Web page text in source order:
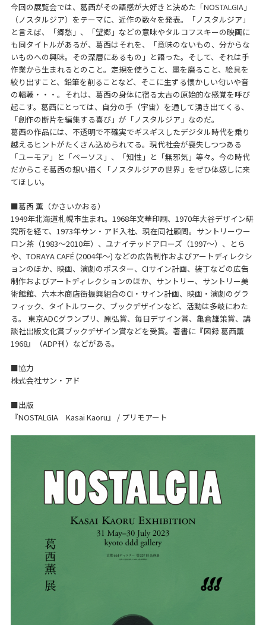
今回の展覧会では、葛西がその語感が大好きと決めた「NOSTALGIA」
（ノスタルジア）をテーマに、近作の数々を発表。「ノスタルジア」
と言えば、「郷愁」、「望郷」などの意味やタルコフスキーの映画に
も同タイトルがあるが、葛西はそれを、「意味のないもの、分からな
いものへの興味。その深層にあるもの」と語った。そして、それは手
作業から生まれるとのこと。定規を使うこと、墨を磨ること、絵具を
絞り出すこと、鉛筆を削ることなど、そこに生ずる懐かしい匂いや音
の輻輳・・・。それは、葛西の身体に宿る太古の原始的な感覚を呼び
起こす。葛西にとっては、自分の手（宇宙）を通して湧き出てくる、
「創作の断片を編集する喜び」が「ノスタルジア」なのだ。
葛西の作品には、不透明で不確実でギスギスしたデジタル時代を乗り
越えるヒントがたくさん込められてる。現代社会が喪失しつつある
「ユーモア」と「ペーソス」、「知性」と「無邪気」等々。今の時代
だからこそ葛西の想い描く「ノスタルジアの世界」をぜひ体感しに来
てほしい。
■葛西 薫（かさいかおる）
1949年北海道札幌市生まれ。1968年文華印刷、1970年大谷デザイン研
究所を経て、1973年サン・アド入社、現在同社顧問。サントリーウー
ロン茶（1983～2010年）、ユナイテッドアローズ（1997～）、とら
や、TORAYA CAFÉ (2004年～) などの広告制作およびアートディレクシ
ョンのほか、映画、演劇のポスター、CIサイン計画、装丁などの広告
制作およびアートディレクションのほか、サントリー、サントリー美
術館館、六本木商店街振興組合のCI・サイン計画、映画・演劇のグラ
フィック、タイトルワーク、ブックデザインなど、活動は多岐にわた
る。 東京ADCグランプリ、原弘賞、毎日デザイン賞、亀倉雄策賞、講
談社出版文化賞ブックデザイン賞などを受賞。著書に『図録 葛西薫
1968』（ADP刊）などがある。
■協力
株式会社サン・アド
■出版
『NOSTALGIA Kasai Kaoru』 / プリモアート